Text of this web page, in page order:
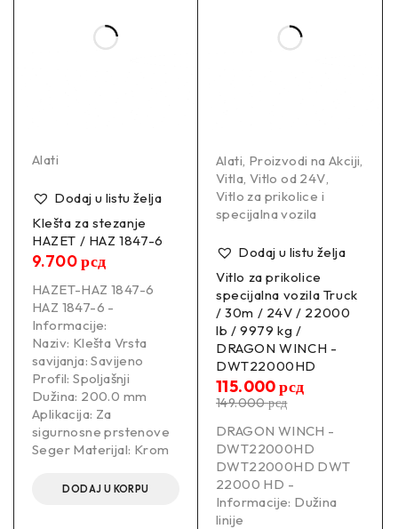
Alati
Dodaj u listu želja
Klešta za stezanje
HAZET / HAZ 1847-6
9.700рсд
HAZET-HAZ 1847-6
HAZ 1847-6 -
Informacije:
Naziv: Klešta Vrsta
savijanja: Savijeno
Profil: Spoljašnji
Dužina: 200.0 mm
Aplikacija: Za
sigurnosne prstenove
Seger Materijal: Krom
DODAJ U KORPU
Alati, Proizvodi na Akciji,
Vitla, Vitlo od 24V,
Vitlo za prikolice i
specijalna vozila
Dodaj u listu želja
Vitlo za prikolice
specijalna vozila Truck
/ 30m / 24V / 22000
lb / 9979 kg /
DRAGON WINCH -
DWT22000HD
149.000рсд
115.000рсд
DRAGON WINCH -
DWT22000HD
DWT22000HD DWT
22000 HD -
Informacije: Dužina
linije